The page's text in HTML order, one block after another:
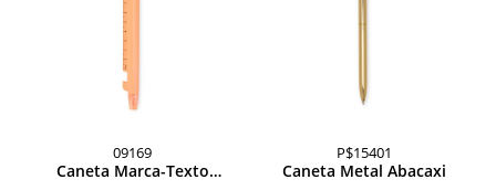
09169
Caneta Marca-Texto
P$15401
Caneta Metal Abacaxi